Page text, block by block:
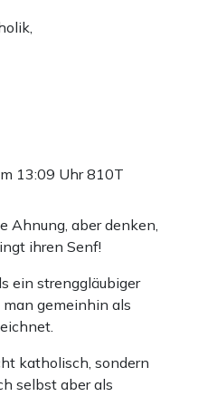
Alternative zu den
Trump und Biden
sollten sie nicht wie
frühen Datums haben
die Richtung für den
Teilen:
13:09 Uhr810T
Ahnung, aber denken,
ihren Senf!
ein strenggläubiger
man gemeinhin als
katholisch, sondern
selbst aber als